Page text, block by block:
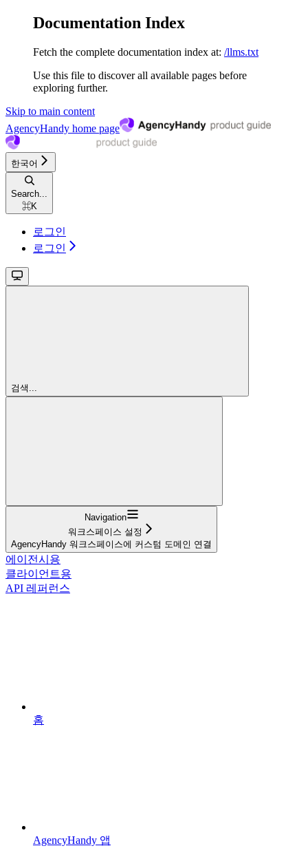
Documentation Index
Fetch the complete documentation index at: /llms.txt
Use this file to discover all available pages before
exploring further.
Skip to main content
AgencyHandy home page
한국어
Search...
⌘K
로그인
로그인
검색...
Navigation
워크스페이스 설정
AgencyHandy 워크스페이스에 커스텀 도메인 연결
에이전시용
클라이언트용
API 레퍼런스
홈
AgencyHandy 앱